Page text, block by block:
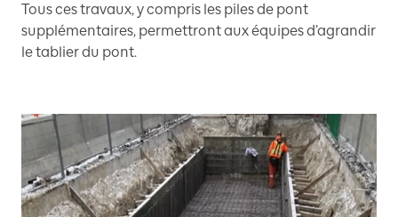
Tous ces travaux, y compris les piles de pont
supplémentaires, permettront aux équipes d’agrandir
le tablier du pont.